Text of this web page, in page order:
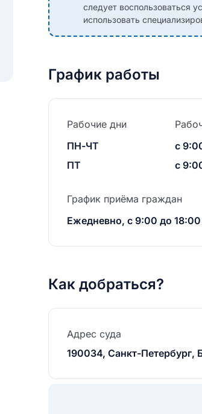
следует воспользоваться
использовать
График работы
Рабочие дни
ПН-ЧТ
ПТ
с
с
График приёма граждан
Ежедневно, с 9:00 до 18:00
Как добраться?
Адрес суда
190034, Санкт-Петербург,